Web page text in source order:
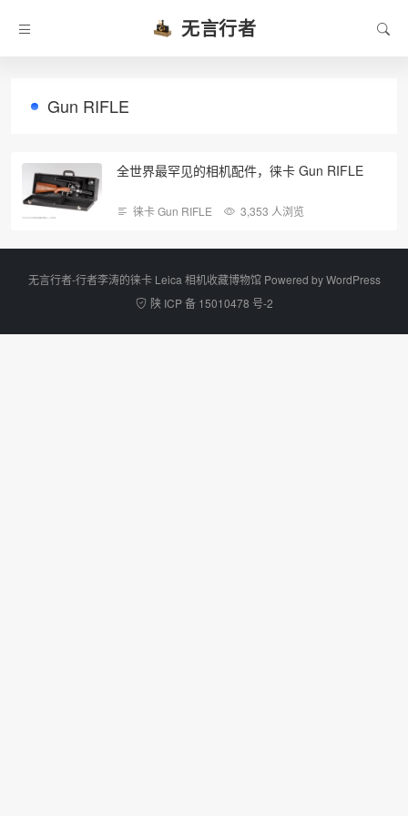
无言行者
Gun RIFLE
全世界最罕见的相机配件，徕卡 Gun RIFLE
徕卡 Gun RIFLE 3,353 人浏览
无言行者-行者李涛的徕卡 Leica 相机收藏博物馆 Powered byWordPress
陕 ICP 备 15010478 号-2